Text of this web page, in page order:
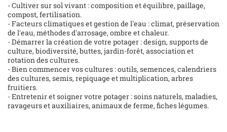
- Cultiver sur sol vivant : composition et équilibre, paillage,
compost, fertilisation.
- Facteurs climatiques et gestion de l'eau : climat, préservation
de l'eau, méthodes d'arrosage, ombre et chaleur.
- Démarrer la création de votre potager : design, supports de
culture, biodiversité, buttes, jardin-forêt, association et
rotation des cultures.
- Bien commencer vos cultures : outils, semences, calendriers
des cultures, semis, repiquage et multiplication, arbres
fruitiers.
- Entretenir et soigner votre potager : soins naturels, maladies,
ravageurs et auxiliaires, animaux de ferme, fiches légumes.